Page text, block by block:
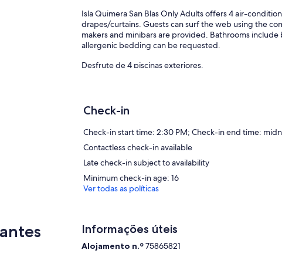
Isla Quimera San Blas Only Adults offers 4 air-
drapes/curtains. Guests can surf the web using the
makers and minibars are provided. Bathrooms
allergenic bedding can be requested.
Desfrute de 4 piscinas exteriores.
está aberto diariamente.
Check-in
Check-in start time: 2:30 PM; Check-in end time:
Contactless check-in available
Late check-in subject to availability
Minimum check-in age: 16
Ver todas as políticas
Informações úteis
Alojamento n.º75865821